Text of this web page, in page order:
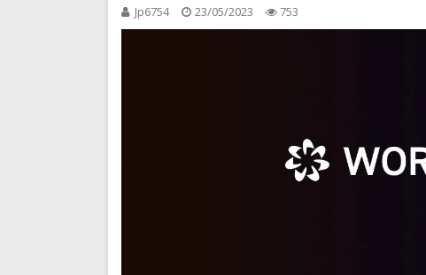
Jp6754 23/05/2023 753